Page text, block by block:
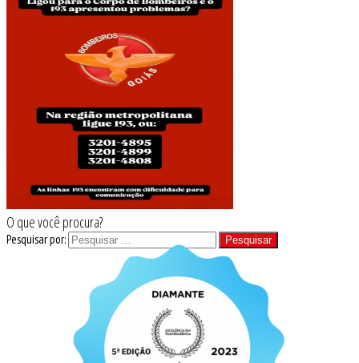
O que você procura?
Pesquisar por: